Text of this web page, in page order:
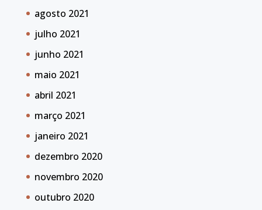
agosto 2021
julho 2021
junho 2021
maio 2021
abril 2021
março 2021
janeiro 2021
dezembro 2020
novembro 2020
outubro 2020